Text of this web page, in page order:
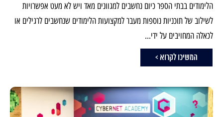
הלימודים בבתי הספר כיום נחשבים למגוונים מאד ויש לא מעט אפשרויות
לשילוב של תוכניות נוספות מעבר למקצועות הלימודים שנחשבים לרגילים או
לכאלה המחויבים על ידי...
המשיכו לקרוא >